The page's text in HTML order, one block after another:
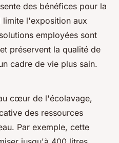
des bénéfices pour la
limite l'exposition aux
employées sont
préservent la qualité de
cadre de vie plus sain.
cœur de l'écolavage,
des ressources
Par exemple, cette